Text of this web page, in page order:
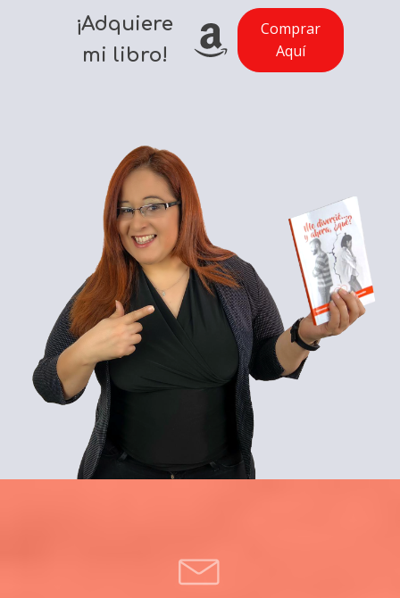
¡Adquiere
mi libro!
Comprar
Aquí